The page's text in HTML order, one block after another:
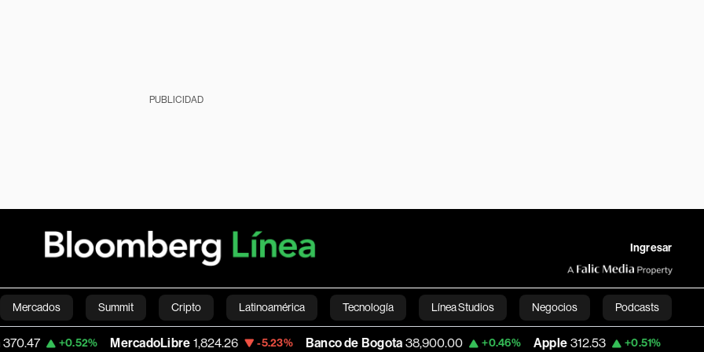
PUBLICIDAD
Ingresar
Mercados Summit Cripto Latinoamérica Tecnología Línea Studios Negocios Podcasts
Economía Estilo de vida Mundo Videos English
MercadoLibre 1,824.26 -5.23% Banco de Bogota 38,900.00 +0.46% Apple 312.53 +0.51% USD COP 3,159.39